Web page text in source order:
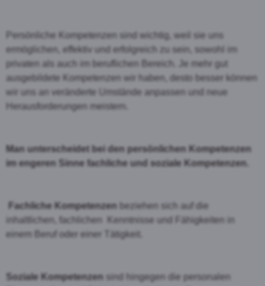
Persönliche Kompetenzen sind wichtig, weil sie uns
ermöglichen, effektiv und erfolgreich zu sein, sowohl im
privaten als auch im beruflichen Bereich. Je mehr gut
ausgebildete Kompetenzen wir haben, desto besser können
wir uns an veränderte Umstände anpassen und neue
Herausforderungen meistern.
Man unterscheidet bei den persönlichen Kompetenzen
im engeren Sinne fachliche und soziale Kompetenzen.
Fachliche Kompetenzen beziehen sich auf die
inhaltlichen, fachlichen Kenntnisse und Fähigkeiten in
einem Beruf oder einer Tätigkeit.
Soziale Kompetenzen sind hingegen die personalen